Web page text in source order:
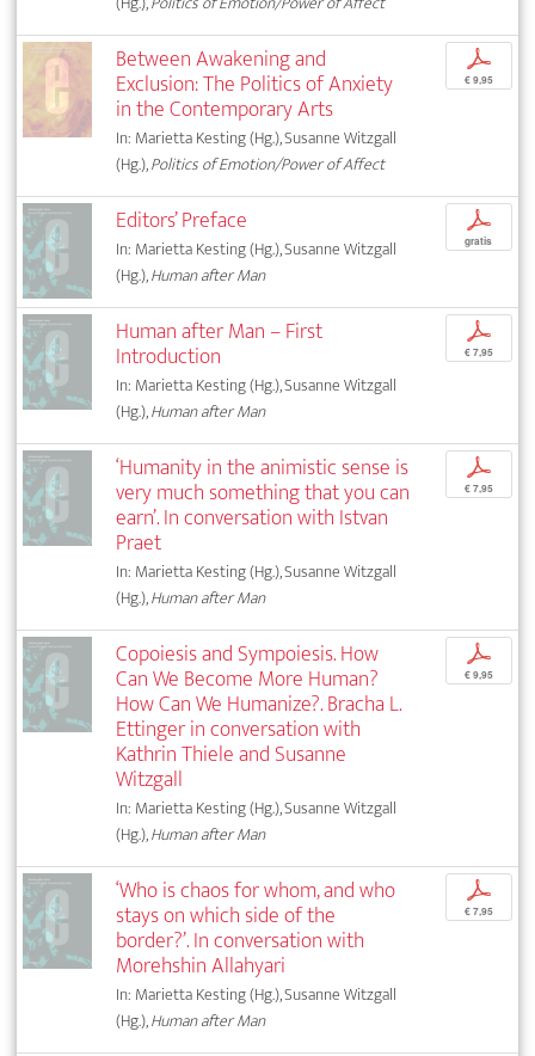
Between Awakening and
Exclusion: The Politics of Anxiety
in the Contemporary Arts
In: Marietta Kesting (Hg.), Susanne Witzgall
(Hg.),Politics of Emotion/Power of Affect
p
€ 9,95
Editors’ Preface
In: Marietta Kesting (Hg.), Susanne Witzgall
(Hg.),Human after Man
p
gratis
Human after Man – First
Introduction
In: Marietta Kesting (Hg.), Susanne Witzgall
(Hg.),Human after Man
p
€ 7,95
‘Humanity in the animistic sense is
very much something that you can
earn’. In conversation with Istvan
Praet
In: Marietta Kesting (Hg.), Susanne Witzgall
(Hg.),Human after Man
p
€ 7,95
Copoiesis and Sympoiesis. How
Can We Become More Human?
How Can We Humanize?. Bracha L.
Ettinger in conversation with
Kathrin Thiele and Susanne
Witzgall
In: Marietta Kesting (Hg.), Susanne Witzgall
(Hg.),Human after Man
p
€ 9,95
‘Who is chaos for whom, and who
stays on which side of the
border?’. In conversation with
Morehshin Allahyari
In: Marietta Kesting (Hg.), Susanne Witzgall
(Hg.),Human after Man
p
€ 7,95